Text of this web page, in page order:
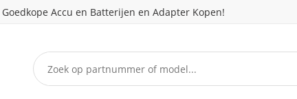
Accu en Batterijen en Adapter Kopen!